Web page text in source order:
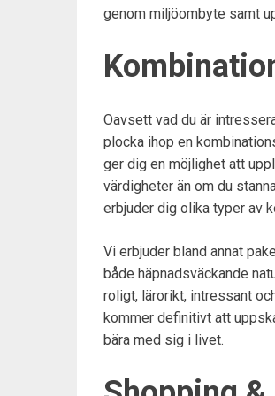
genom miljöombyte samt
Oavsett vad du är
plocka ihop en
ger dig en möjlighet att
värdigheter än om du
erbjuder dig olika typer av
Vi erbjuder bland annat
både häpnadsväckande
roligt, lärorikt, intressant
kommer definitivt att
bära med sig i livet.